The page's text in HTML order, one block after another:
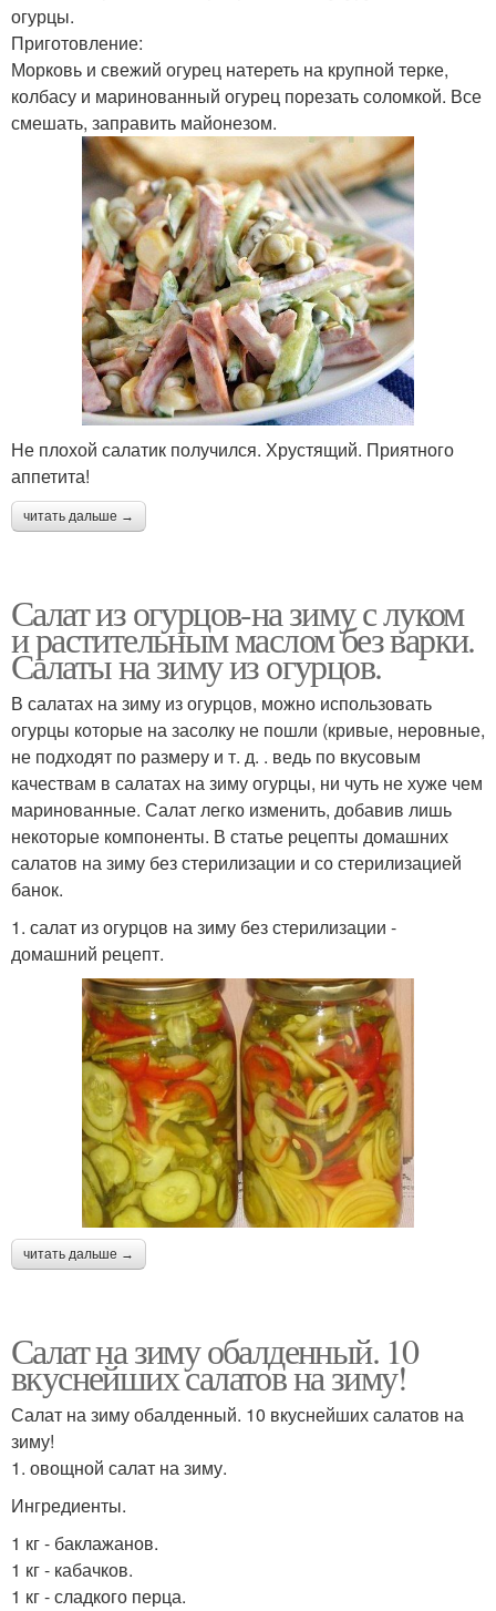
огурцы.
Приготовление:
Морковь и свежий огурец натереть на крупной терке,
колбасу и маринованный огурец порезать соломкой. Все
смешать, заправить майонезом.
Не плохой салатик получился. Хрустящий. Приятного
аппетита!
читать дальше →
Салат из огурцов-на зиму с луком
и растительным маслом без варки.
Салаты на зиму из огурцов.
В салатах на зиму из огурцов, можно использовать
огурцы которые на засолку не пошли (кривые, неровные,
не подходят по размеру и т. д. . ведь по вкусовым
качествам в салатах на зиму огурцы, ни чуть не хуже чем
маринованные. Салат легко изменить, добавив лишь
некоторые компоненты. В статье рецепты домашних
салатов на зиму без стерилизации и со стерилизацией
банок.
1. салат из огурцов на зиму без стерилизации -
домашний рецепт.
читать дальше →
Салат на зиму обалденный. 10
вкуснейших салатов на зиму!
Салат на зиму обалденный. 10 вкуснейших салатов на
зиму!
1. овощной салат на зиму.
Ингредиенты.
1 кг - баклажанов.
1 кг - кабачков.
1 кг - сладкого перца.